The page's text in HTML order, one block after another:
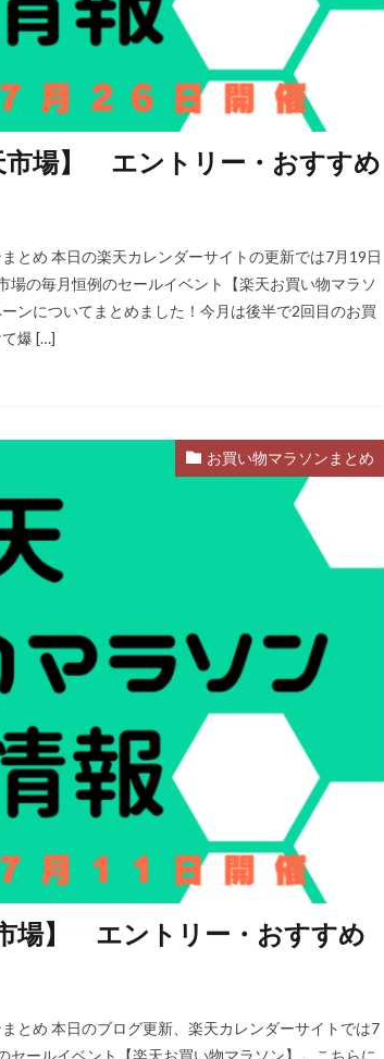
市場】 エントリー・おすすめ
め 本日の楽天カレンダーサイトの更新では7月19日
の毎月恒例のセールイベント【楽天お買い物マラソ
ンについてまとめました！今月は後半で2回目のお買
爆 […]
お買い物マラソンまとめ
場】 エントリー・おすすめ
とめ 本日のブログ更新、楽天カレンダーサイトでは7